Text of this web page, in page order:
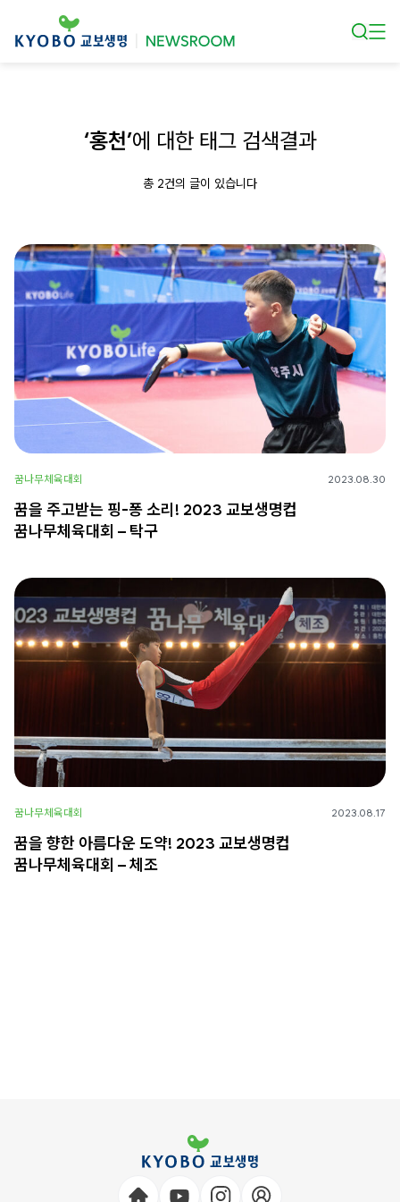
‘홍천’에 대한 태그 검색결과
총 2건의 글이 있습니다
꿈나무체육대회 2023.08.30
꿈을 주고받는 핑-퐁 소리! 2023 교보생명컵
꿈나무체육대회 – 탁구
꿈나무체육대회 2023.08.17
꿈을 향한 아름다운 도약! 2023 교보생명컵
꿈나무체육대회 – 체조